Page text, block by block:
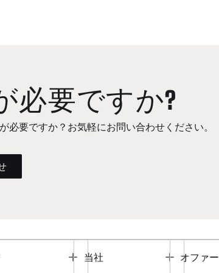
必要ですか?
必要ですか？お気軽にお問い合わせください。
Toggle
当社 Toggle
オファー